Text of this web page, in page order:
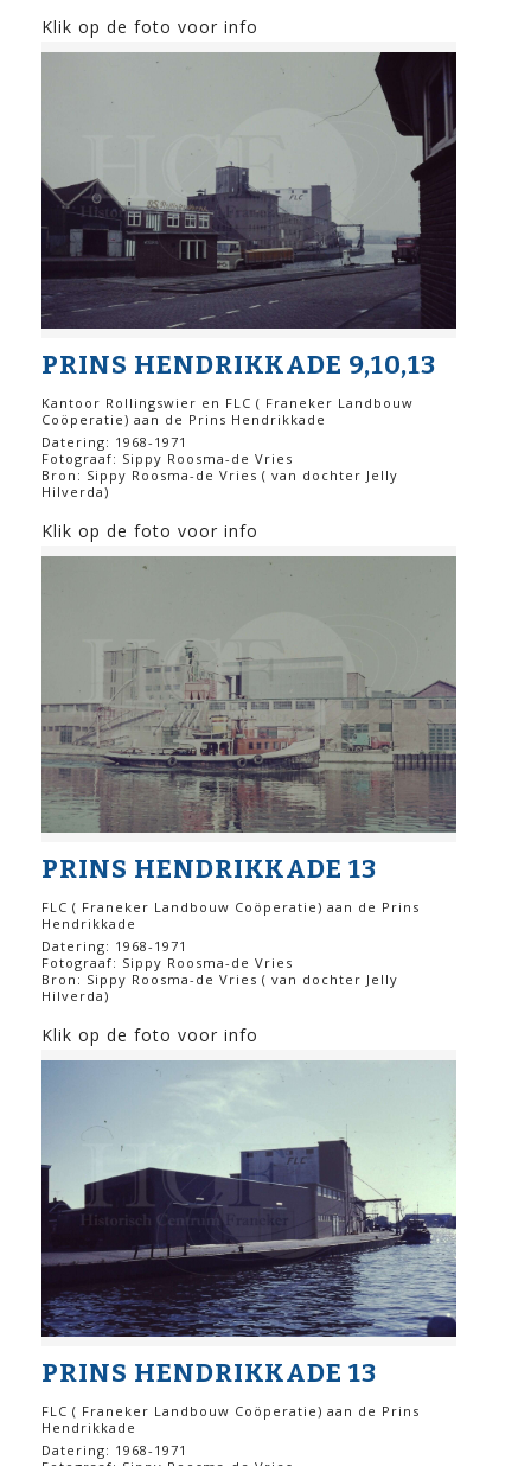
Klik op de foto voor info
PRINS HENDRIKKADE 9,10,13
Kantoor Rollingswier en FLC ( Franeker Landbouw
Coöperatie) aan de Prins Hendrikkade
Datering: 1968-1971
Fotograaf: Sippy Roosma-de Vries
Bron: Sippy Roosma-de Vries ( van dochter Jelly
Hilverda)
Klik op de foto voor info
PRINS HENDRIKKADE 13
FLC ( Franeker Landbouw Coöperatie) aan de Prins
Hendrikkade
Datering: 1968-1971
Fotograaf: Sippy Roosma-de Vries
Bron: Sippy Roosma-de Vries ( van dochter Jelly
Hilverda)
Klik op de foto voor info
PRINS HENDRIKKADE 13
FLC ( Franeker Landbouw Coöperatie) aan de Prins
Hendrikkade
Datering: 1968-1971